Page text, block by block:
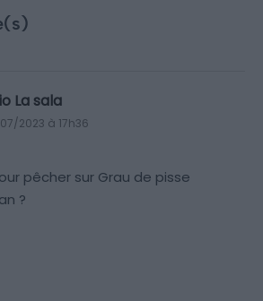
La sala
2023 à 17h36
pêcher sur Grau de pisse
?